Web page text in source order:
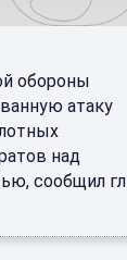
обороны
атаку
над
сообщил гл